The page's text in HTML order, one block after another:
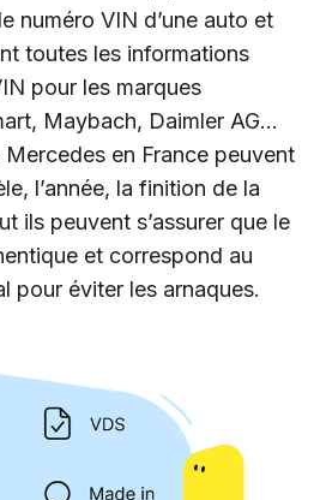
numéro VIN d’une auto et
toutes les informations
pour les marques
Maybach, Daimler AG…
en France peuvent
l’année, la finition de la
ils peuvent s’assurer que le
et correspond au
pour éviter les arnaques.